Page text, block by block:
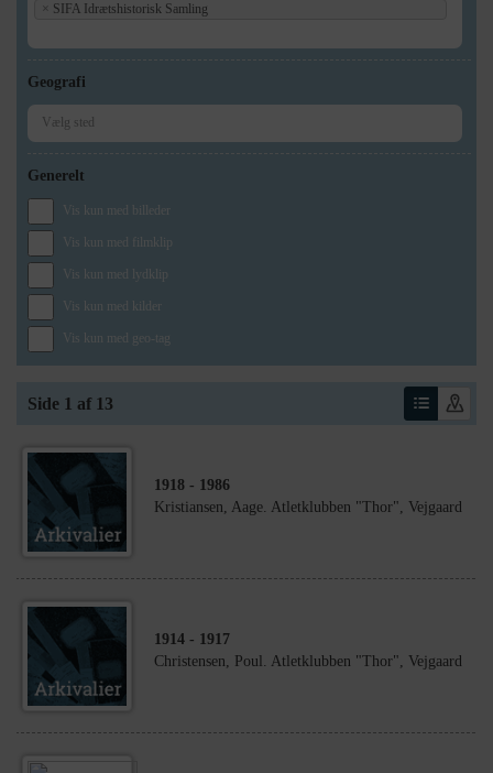
× SIFA Idrætshistorisk Samling
Geografi
Generelt
Vis kun med billeder
Vis kun med filmklip
Vis kun med lydklip
Vis kun med kilder
Vis kun med geo-tag
Side 1 af 13
1918 - 1986
Kristiansen, Aage. Atletklubben "Thor", Vejgaard
1914 - 1917
Christensen, Poul. Atletklubben "Thor", Vejgaard